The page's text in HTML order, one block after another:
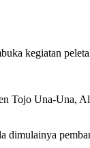
kegiatan
Tojo Una-Una,
dimulainya